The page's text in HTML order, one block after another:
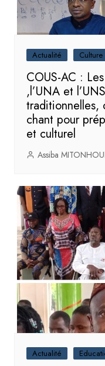
Actualité Culture
COUS-AC :
,l’UNA et
traditionnelles,
chant pour
et culturel
Assiba
Actualité